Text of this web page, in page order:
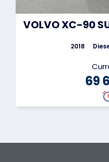
VOLVO XC-90
2018
69